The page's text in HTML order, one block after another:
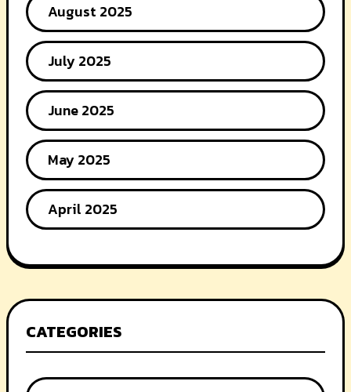
August 2025
July 2025
June 2025
May 2025
April 2025
CATEGORIES